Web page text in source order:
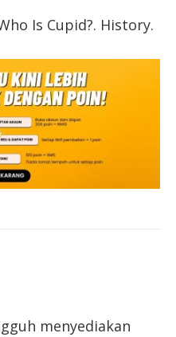
Is Cupid?. History.
menyediakan